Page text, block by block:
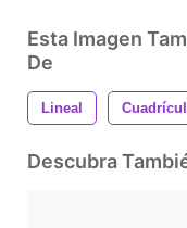
Esta Imagen
De
Lineal
Descubra